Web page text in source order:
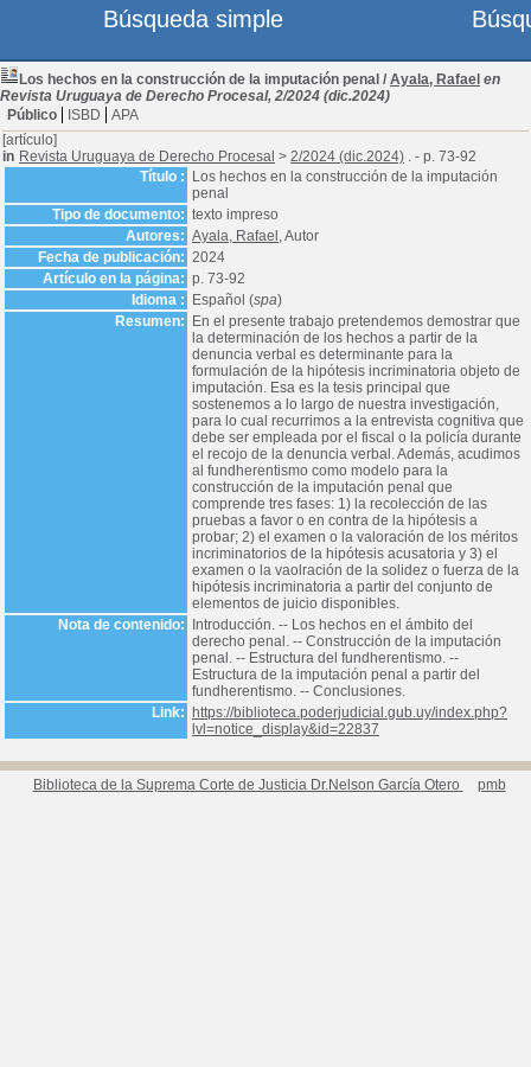
Los hechos en la construcción de la imputación penal / Ayala, Rafael en
Revista Uruguaya de Derecho Procesal, 2/2024 (dic.2024)
Público
ISBD
APA
[artículo]
in Revista Uruguaya de Derecho Procesal > 2/2024 (dic.2024) . - p. 73-92
Título :
Los hechos en la construcción de la imputación
penal
Tipo de documento: texto impreso
Autores: Ayala, Rafael , Autor
Fecha de publicación: 2024
Artículo en la página: p. 73-92
Idioma :
Español (spa)
Resumen:
En el presente trabajo pretendemos demostrar que
la determinación de los hechos a partir de la
denuncia verbal es determinante para la
formulación de la hipótesis incriminatoria objeto de
imputación. Esa es la tesis principal que
sostenemos a lo largo de nuestra investigación,
para lo cual recurrimos a la entrevista cognitiva que
debe ser empleada por el fiscal o la policía durante
el recojo de la denuncia verbal. Además, acudimos
al fundherentismo como modelo para la
construcción de la imputación penal que
comprende tres fases: 1) la recolección de las
pruebas a favor o en contra de la hipótesis a
probar; 2) el examen o la valoración de los méritos
incriminatorios de la hipótesis acusatoria y 3) el
examen o la vaolración de la solidez o fuerza de la
hipótesis incriminatoria a partir del conjunto de
elementos de juicio disponibles.
Nota de contenido:
Introducción. -- Los hechos en el ámbito del
derecho penal. -- Construcción de la imputación
penal. -- Estructura del fundherentismo. --
Estructura de la imputación penal a partir del
fundherentismo. -- Conclusiones.
Link:
https://biblioteca.poderjudicial.gub.uy/index.php?
lvl=notice_display&id=22837
Biblioteca de la Suprema Corte de Justicia Dr.Nelson García Otero pmb
Búsqueda simple